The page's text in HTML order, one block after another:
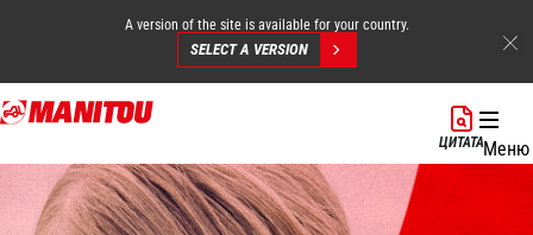
Перейти
к
содержанию
A version of the site is available for your country.
SELECT A VERSION
ЦИТАТАМеню